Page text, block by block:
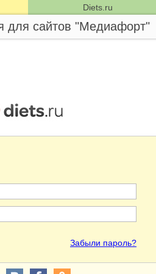
Diets.ru
для сайтов "Медиафорт"
Забыли пароль?